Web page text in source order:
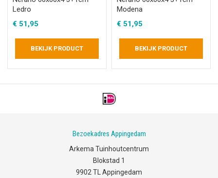
Ledro
€ 51,95
BEKIJK PRODUCT
Modena
€ 51,95
BEKIJK PRODUCT
Bezoekadres Appingedam
Arkema Tuinhoutcentrum
Blokstad 1
9902 TL Appingedam